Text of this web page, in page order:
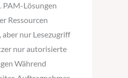
PAM-Lösungen
Ressourcen
nur Lesezugriff
nur autorisierte
Während